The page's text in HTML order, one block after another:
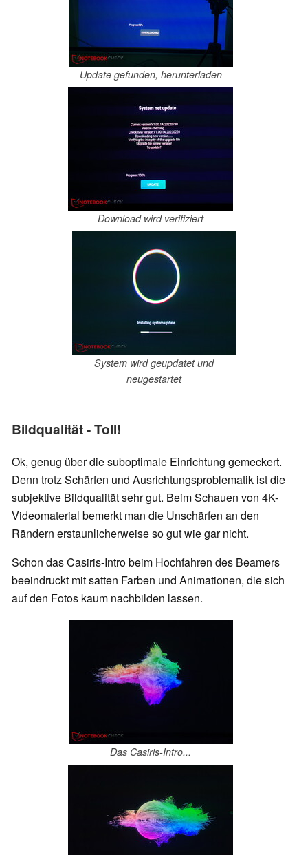
Update gefunden, herunterladen
Download wird verifiziert
System wird geupdatet und
neugestartet
Bildqualität - Toll!
Ok, genug über die suboptimale Einrichtung gemeckert.
Denn trotz Schärfen und Ausrichtungsproblematik ist die
subjektive Bildqualität sehr gut. Beim Schauen von 4K-
Videomaterial bemerkt man die Unschärfen an den
Rändern erstaunlicherweise so gut wie gar nicht.
Schon das Casiris-Intro beim Hochfahren des Beamers
beeindruckt mit satten Farben und Animationen, die sich
auf den Fotos kaum nachbilden lassen.
Das Casiris-Intro...